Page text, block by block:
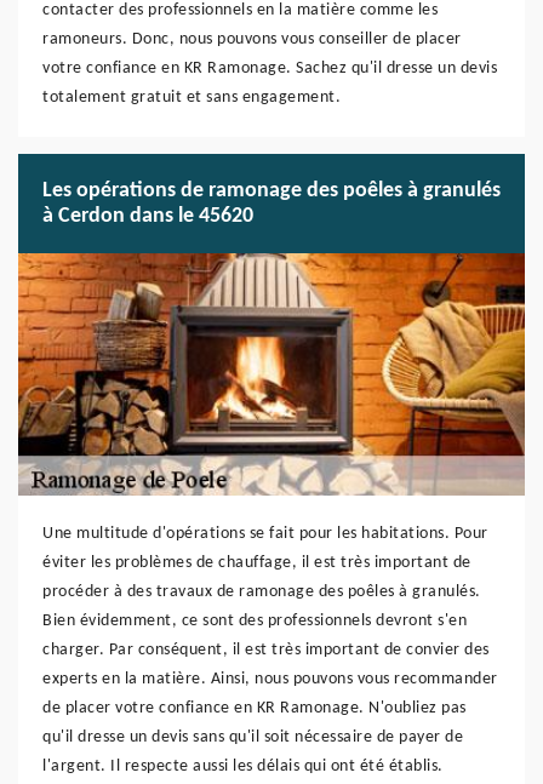
contacter des professionnels en la matière comme les
ramoneurs. Donc, nous pouvons vous conseiller de placer
votre confiance en KR Ramonage. Sachez qu'il dresse un devis
totalement gratuit et sans engagement.
Les opérations de ramonage des poêles à granulés
à Cerdon dans le 45620
Une multitude d'opérations se fait pour les habitations. Pour
éviter les problèmes de chauffage, il est très important de
procéder à des travaux de ramonage des poêles à granulés.
Bien évidemment, ce sont des professionnels devront s'en
charger. Par conséquent, il est très important de convier des
experts en la matière. Ainsi, nous pouvons vous recommander
de placer votre confiance en KR Ramonage. N'oubliez pas
qu'il dresse un devis sans qu'il soit nécessaire de payer de
l'argent. Il respecte aussi les délais qui ont été établis.